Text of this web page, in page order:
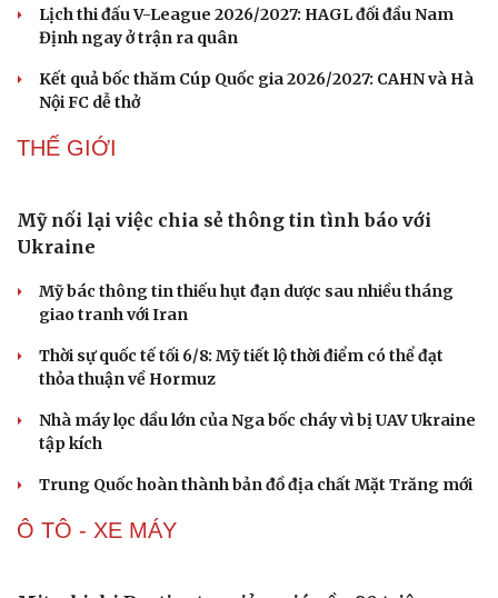
Trương Vinh Hiển và bạn gái thắng áp đảo trong
ngày mở màn Ho Chi Minh City Open
ĐT Việt Nam thiếu 5 trụ cột, cầu thủ Campuchia tươi rói
trên sân tập
Tin bóng đá 6-8: Nhân tố bí ẩn xuất hiện ở trận Việt Nam
vs Campuchia?
Lịch thi đấu V-League 2026/2027: HAGL đối đầu Nam
Định ngay ở trận ra quân